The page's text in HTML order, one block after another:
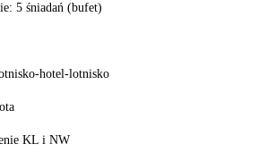
5 śniadań (bufet)
hotel-lotnisko
KL i NW